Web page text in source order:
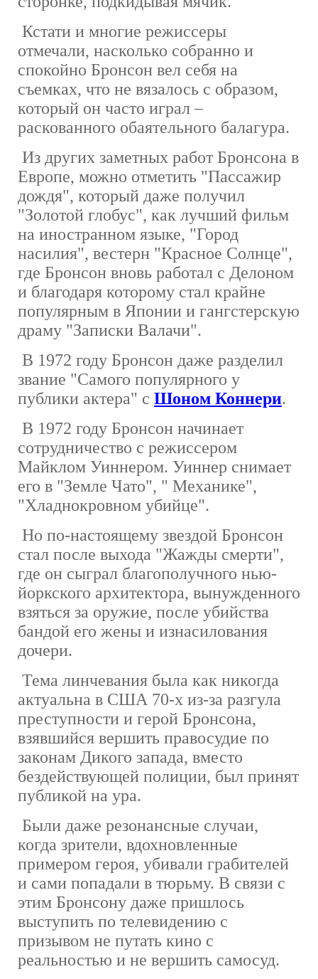
Кстати и многие режиссеры
отмечали, насколько собранно и
спокойно Бронсон вел себя на
съемках, что не вязалось с образом,
который он часто играл –
раскованного обаятельного балагура.
Из других заметных работ Бронсона в
Европе, можно отметить "Пассажир
дождя", который даже получил
"Золотой глобус", как лучший фильм
на иностранном языке, "Город
насилия", вестерн "Красное Солнце",
где Бронсон вновь работал с Делоном
и благодаря которому стал крайне
популярным в Японии и гангстерскую
драму "Записки Валачи".
В 1972 году Бронсон даже разделил
звание "Самого популярного у
публики актера" с Шоном Коннери.
В 1972 году Бронсон начинает
сотрудничество с режиссером
Майклом Уиннером. Уиннер снимает
его в "Земле Чато", " Механике",
"Хладнокровном убийце".
Но по-настоящему звездой Бронсон
стал после выхода "Жажды смерти",
где он сыграл благополучного нью-
йоркского архитектора, вынужденного
взяться за оружие, после убийства
бандой его жены и изнасилования
дочери.
Тема линчевания была как никогда
актуальна в США 70-х из-за разгула
преступности и герой Бронсона,
взявшийся вершить правосудие по
законам Дикого запада, вместо
бездействующей полиции, был принят
публикой на ура.
Были даже резонансные случаи,
когда зрители, вдохновленные
примером героя, убивали грабителей
и сами попадали в тюрьму. В связи с
этим Бронсону даже пришлось
выступить по телевидению с
призывом не путать кино с
реальностью и не вершить самосуд.